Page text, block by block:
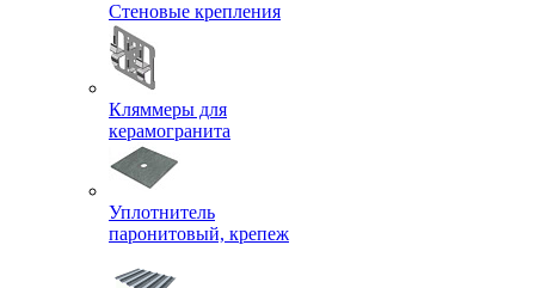
Стеновые крепления
Кляммеры для
керамогранита
Уплотнитель
паронитовый, крепеж